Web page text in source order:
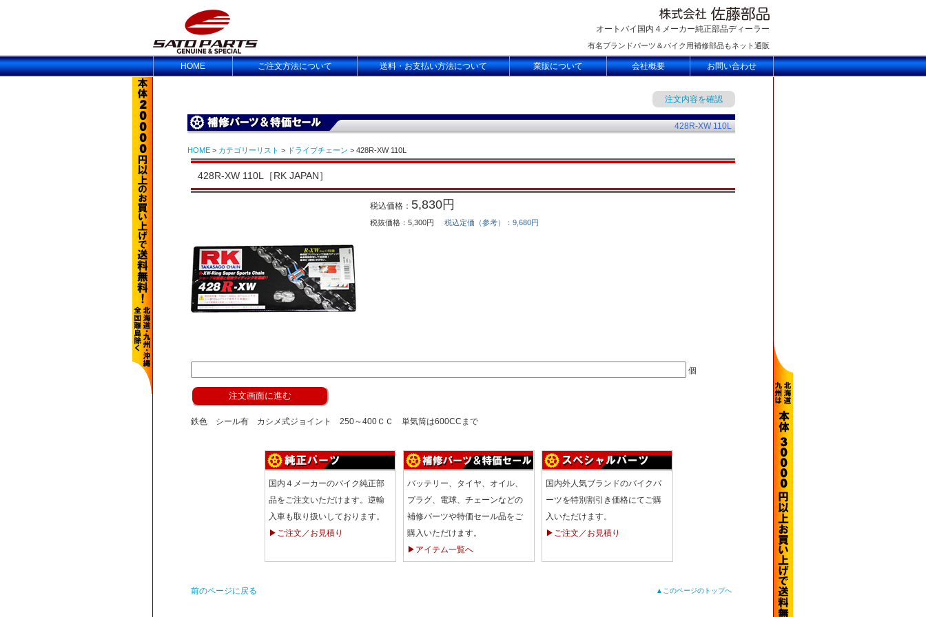
オートバイ国内４メーカー純正部品ディーラー
有名ブランドパーツ＆バイク用補修部品もネット通販
HOME ご注文方法について 送料・お支払い方法について 業販について 会社概要 お問い合わせ
注文内容を確認
428R-XW 110L
HOME > カテゴリーリスト > ドライブチェーン > 428R-XW 110L
428R-XW 110L［RK JAPAN］
税込価格： 5,830円
税抜価格：5,300円 税込定価（参考）：9,680円
個
鉄色 シール有 カシメ式ジョイント 250～400ＣＣ 単気筒は600CCまで
国内４メーカーのバイク純正部
品をご注文いただけます。逆輸
入車も取り扱いしております。
▶ご注文／お見積り
バッテリー、タイヤ、オイル、
プラグ、電球、チェーンなどの
補修パーツや特価セール品をご
購入いただけます。
▶アイテム一覧へ
国内外人気ブランドのバイクパ
ーツを特別割引き価格にてご購
入いただけます。
▶ご注文／お見積り
前のページに戻る ▲このページのトップへ